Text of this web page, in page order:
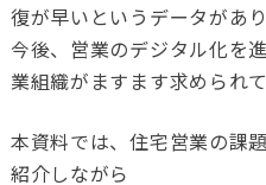
復が早いというデータがあり
今後、営業のデジタル化を
業組織がますます求められて
本資料では、住宅営業の課
紹介しながら